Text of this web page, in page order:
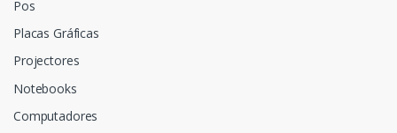
Pos
Placas Gráficas
Projectores
Notebooks
Computadores